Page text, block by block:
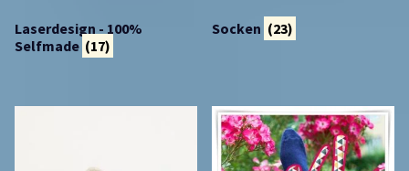
Laserdesign - 100%
Selfmade (17)
Socken (23)